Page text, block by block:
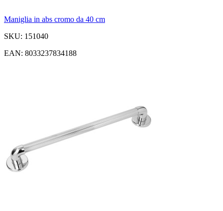
Maniglia in abs cromo da 40 cm
SKU: 151040
EAN: 8033237834188